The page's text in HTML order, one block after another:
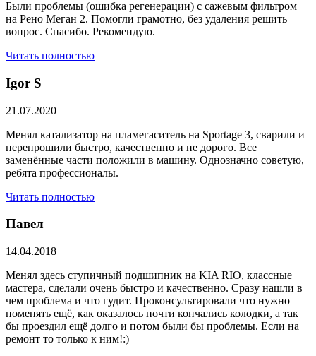
Были проблемы (ошибка регенерации) с сажевым фильтром
на Рено Меган 2. Помогли грамотно, без удаления решить
вопрос. Спасибо. Рекомендую.
Читать полностью
​Igor S
21.07.2020
Менял катализатор на пламегаситель на Sportage 3, сварили и
перепрошили быстро, качественно и не дорого. Все
заменённые части положили в машину. Однозначно советую,
ребята профессионалы.
Читать полностью
Павел
14.04.2018
Менял здесь ступичный подшипник на KIA RIO, классные
мастера, сделали очень быстро и качественно. Сразу нашли в
чем проблема и что гудит. Проконсультировали что нужно
поменять ещё, как оказалось почти кончались колодки, а так
бы проездил ещё долго и потом были бы проблемы. Если на
ремонт то только к ним!:)